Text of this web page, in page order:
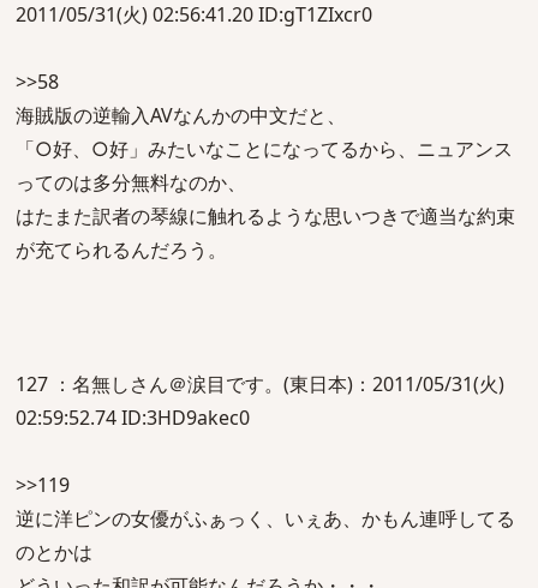
2011/05/31(火) 02:56:41.20 ID:gT1ZIxcr0
>>58
海賊版の逆輸入AVなんかの中文だと、
「○好、○好」みたいなことになってるから、ニュアンス
ってのは多分無料なのか、
はたまた訳者の琴線に触れるような思いつきで適当な約束
が充てられるんだろう。
127 ：名無しさん＠涙目です。(東日本)：2011/05/31(火)
02:59:52.74 ID:3HD9akec0
>>119
逆に洋ピンの女優がふぁっく、いぇあ、かもん連呼してる
のとかは